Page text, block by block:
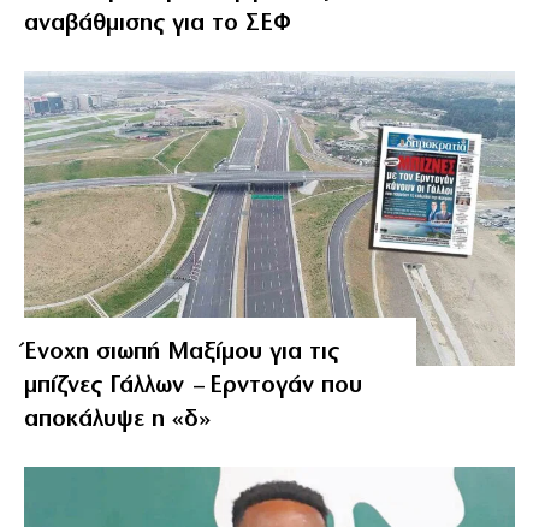
αναβάθμισης για το ΣΕΦ
Ένοχη σιωπή Μαξίμου για τις
μπίζνες Γάλλων – Ερντογάν που
αποκάλυψε η «δ»